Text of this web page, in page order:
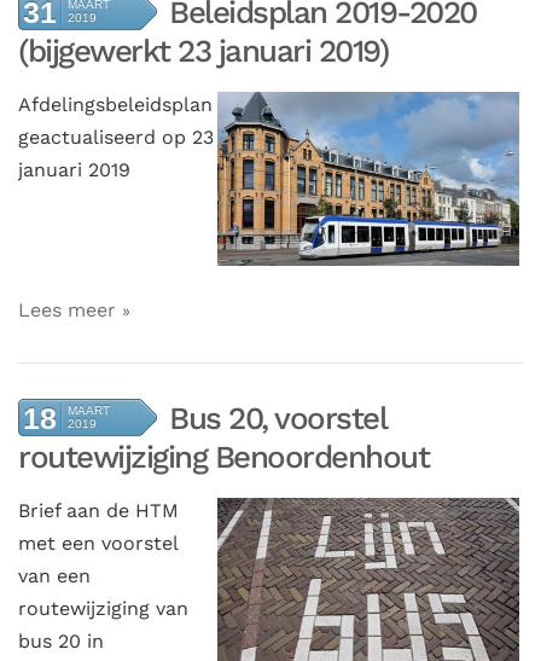
31
MAART
2019
Beleidsplan 2019-2020
(bijgewerkt 23 januari 2019)
Afdelingsbeleidsplan
geactualiseerd op 23
januari 2019
Lees meer
18
MAART
2019
Bus 20, voorstel
routewijziging Benoordenhout
Brief aan de HTM
met een voorstel
van een
routewijziging van
bus 20 in